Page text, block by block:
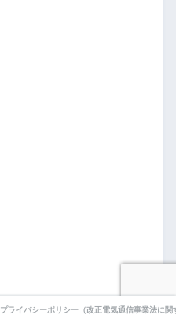
プライバシーポリシー（改正電気通信事業法に関